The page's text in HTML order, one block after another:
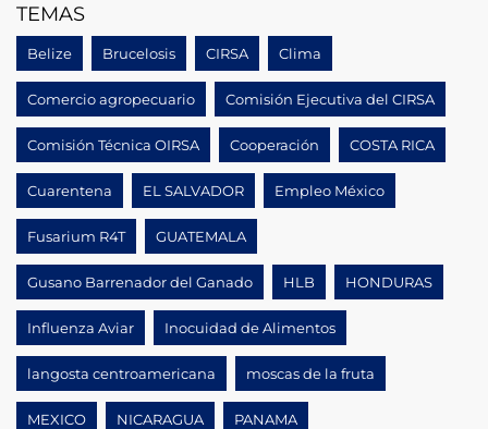
TEMAS
Belize Brucelosis CIRSA Clima
Comercio agropecuario Comisión Ejecutiva del CIRSA
Comisión Técnica OIRSA Cooperación COSTA RICA
Cuarentena EL SALVADOR Empleo México
Fusarium R4T GUATEMALA
Gusano Barrenador del Ganado HLB HONDURAS
Influenza Aviar Inocuidad de Alimentos
langosta centroamericana moscas de la fruta
MEXICO NICARAGUA PANAMA